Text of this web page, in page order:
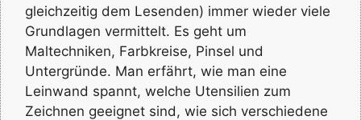
gleichzeitig dem Lesenden) immer wieder viele
Grundlagen vermittelt. Es geht um
Maltechniken, Farbkreise, Pinsel und
Untergründe. Man erfährt, wie man eine
Leinwand spannt, welche Utensilien zum
Zeichnen geeignet sind, wie sich verschiedene